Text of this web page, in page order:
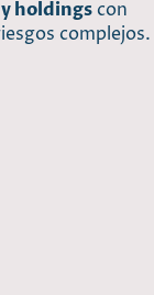
holdingscon
complejos.